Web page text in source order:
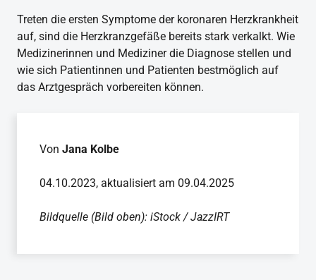
Treten die ersten Symptome der koronaren Herzkrankheit
auf, sind die Herzkranzgefäße bereits stark verkalkt. Wie
Medizinerinnen und Mediziner die Diagnose stellen und
wie sich Patientinnen und Patienten bestmöglich auf
das Arztgespräch vorbereiten können.
Von Jana Kolbe
04.10.2023, aktualisiert am 09.04.2025
Bildquelle (Bild oben): iStock / JazzIRT